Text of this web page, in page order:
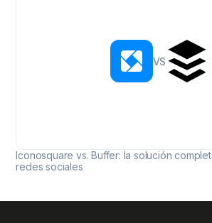
VS
Iconosquare vs. Buffer: la solución
redes sociales